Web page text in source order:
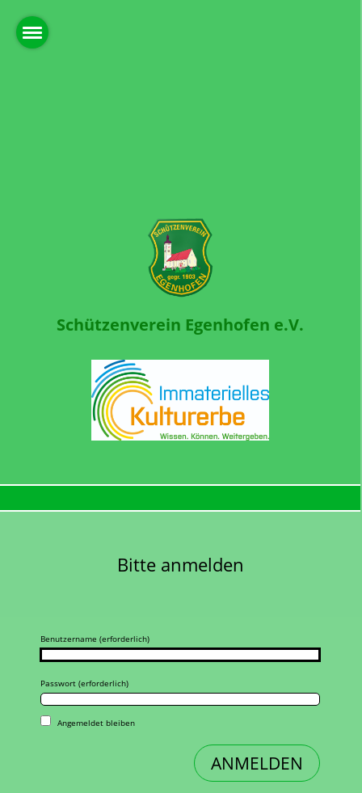
Schützenverein Egenhofen e.V.
Bitte anmelden
Benutzername (erforderlich)
Passwort (erforderlich)
Angemeldet bleiben